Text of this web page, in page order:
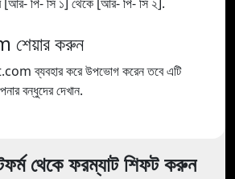
করুন
ব্যবহার করে উপভোগ করেন তবে এটি
বন্ধুদের দেখান.
থেকে ফরম্যাট শিফট করুন